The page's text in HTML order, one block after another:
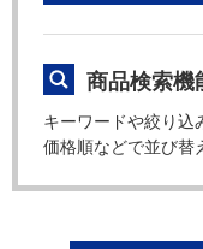
商品検索機
キーワードや絞り込
価格順などで並び替